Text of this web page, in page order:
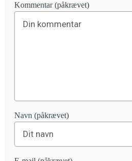
Kommentar (påkrævet)
Navn (påkrævet)